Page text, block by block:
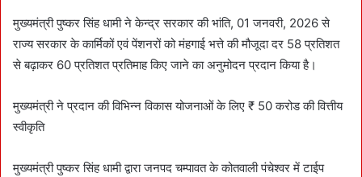
मुख्यमंत्री पुष्कर सिंह धामी ने केन्द्र सरकार की भांति, 01 जनवरी, 2026 से
राज्य सरकार के कार्मिकों एवं पेंशनरों को मंहगाई भत्ते की मौजूदा दर 58 प्रतिशत
से बढ़ाकर 60 प्रतिशत प्रतिमाह किए जाने का अनुमोदन प्रदान किया है।
मुख्यमंत्री ने प्रदान की विभिन्न विकास योजनाओं के लिए ₹ 50 करोड की वित्तीय
स्वीकृति
मुख्यमंत्री पुष्कर सिंह धामी द्वारा जनपद चम्पावत के कोतवाली पंचेश्वर में टाईप